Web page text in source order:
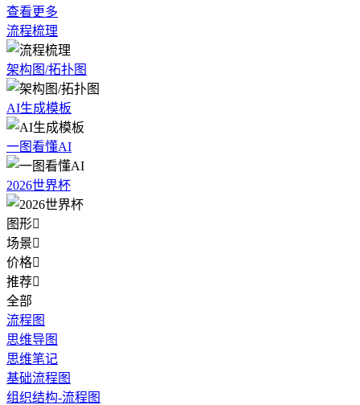
查看更多
流程梳理
架构图/拓扑图
AI生成模板
一图看懂AI
2026世界杯
图形
场景
价格
推荐
全部
流程图
思维导图
思维笔记
基础流程图
组织结构-流程图